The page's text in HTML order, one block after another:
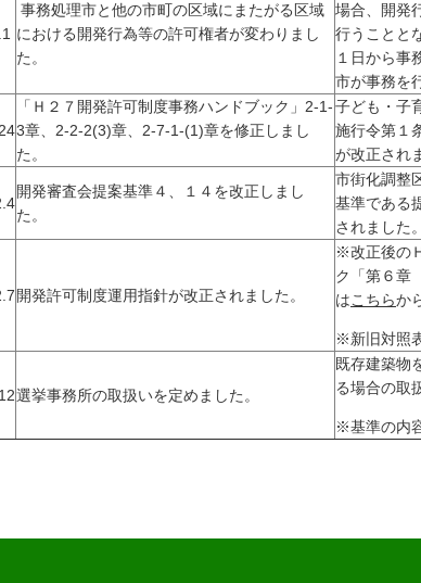
事務処理市と他の市町の区域にまたがる区域
における開発行為等の許可権者が変わりまし
た。
場合、開発
行うことと
１日から事
市が事務を
「Ｈ２７開発許可制度事務ハンドブック」2-1-
3章、2-2-2(3)章、2-7-1-(1)章を修正しまし
た。
子ども・子
施行令第１
が改正され
開発審査会提案基準４、１４を改正しまし
た。
市街化調整
基準である
されました。
開発許可制度運用指針が改正されました。
※改正後の
ク「第６章
はこちらか
※新旧対照
選挙事務所の取扱いを定めました。
既存建築物
る場合の取
※基準の内